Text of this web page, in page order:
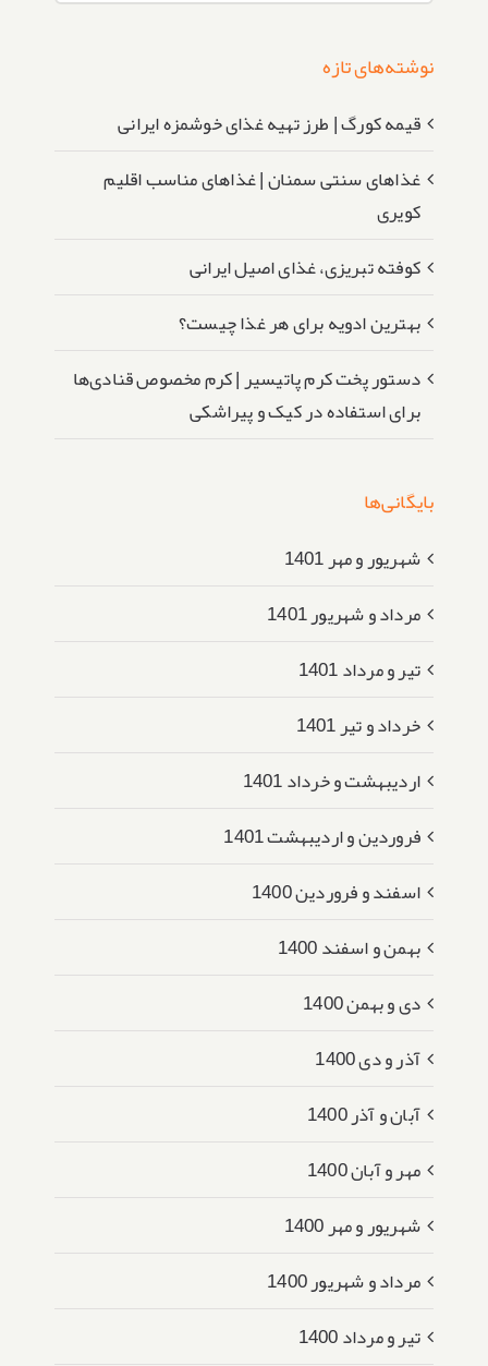
نوشته‌های تازه
قیمه کورگ | طرز تهیه غذای خوشمزه ایرانی
غذاهای سنتی سمنان | غذاهای مناسب اقلیم
کویری
کوفته تبریزی، غذای اصیل ایرانی
بهترین ادویه برای هر غذا چیست؟
دستور پخت کرم پاتیسیر | کرم مخصوص قنادی‌ها
برای استفاده در کیک و پیراشکی
بایگانی‌ها
شهریور و مهر 1401
مرداد و شهریور 1401
تیر و مرداد 1401
خرداد و تیر 1401
اردیبهشت و خرداد 1401
فروردین و اردیبهشت 1401
اسفند و فروردین 1400
بهمن و اسفند 1400
دی و بهمن 1400
آذر و دی 1400
آبان و آذر 1400
مهر و آبان 1400
شهریور و مهر 1400
مرداد و شهریور 1400
تیر و مرداد 1400